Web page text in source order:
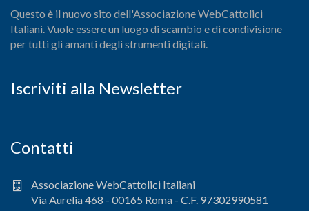
Questo è il nuovo sito dell'Associazione WebCattolici
Italiani. Vuole essere un luogo di scambio e di condivisione
per tutti gli amanti degli strumenti digitali.
Iscriviti alla Newsletter
Contatti
Associazione WebCattolici Italiani
Via Aurelia 468 - 00165 Roma - C.F. 97302990581